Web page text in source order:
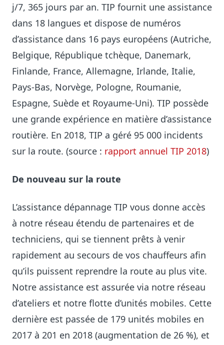
j/7, 365 jours par an. TIP fournit une assistance
dans 18 langues et dispose de numéros
d’assistance dans 16 pays européens (Autriche,
Belgique, République tchèque, Danemark,
Finlande, France, Allemagne, Irlande, Italie,
Pays-Bas, Norvège, Pologne, Roumanie,
Espagne, Suède et Royaume-Uni). TIP possède
une grande expérience en matière d’assistance
routière. En 2018, TIP a géré 95 000 incidents
sur la route. (source : rapport annuel TIP 2018)
De nouveau sur la route
L’assistance dépannage TIP vous donne accès
à notre réseau étendu de partenaires et de
techniciens, qui se tiennent prêts à venir
rapidement au secours de vos chauffeurs afin
qu’ils puissent reprendre la route au plus vite.
Notre assistance est assurée via notre réseau
d’ateliers et notre flotte d’unités mobiles. Cette
dernière est passée de 179 unités mobiles en
2017 à 201 en 2018 (augmentation de 26 %), et